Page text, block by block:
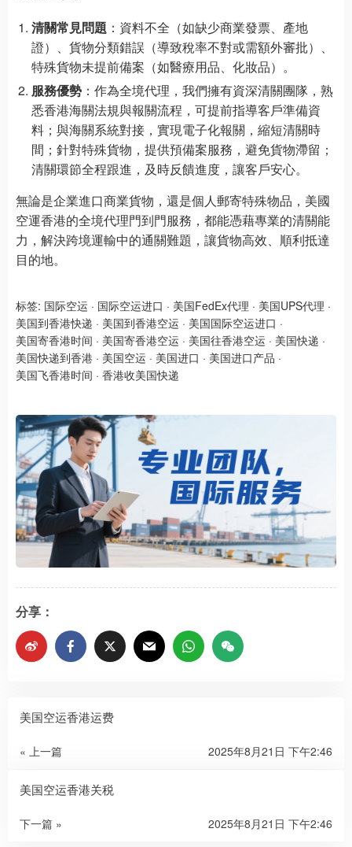
清關常見問題 ：資料不全（如缺少商業發票、產地
證）、貨物分類錯誤（導致稅率不對或需額外審批）、
特殊貨物未提前備案（如醫療用品、化妝品）。
服務優勢 ：作為全境代理，我們擁有資深清關團隊，熟
悉香港海關法規與報關流程，可提前指導客戶準備資
料；與海關系統對接，實現電子化報關，縮短清關時
間；針對特殊貨物，提供預備案服務，避免貨物滯留；
清關環節全程跟進，及時反饋進度，讓客戶安心。
無論是企業進口商業貨物，還是個人郵寄特殊物品，美國
空運香港的全境代理門到門服務，都能憑藉專業的清關能
力，解決跨境運輸中的通關難題，讓貨物高效、順利抵達
目的地。
标签: 国际空运 · 国际空运进口 · 美国FedEx代理 · 美国UPS代理 ·
美国到香港快递 · 美国到香港空运 · 美国国际空运进口 ·
美国寄香港时间 · 美国寄香港空运 · 美国往香港空运 · 美国快递 ·
美国快递到香港 · 美国空运 · 美国进口 · 美国进口产品 ·
美国飞香港时间 · 香港收美国快递
分享：
美国空运香港运费
« 上一篇 2025年8月21日 下午2:46
美国空运香港关税
下一篇 » 2025年8月21日 下午2:46